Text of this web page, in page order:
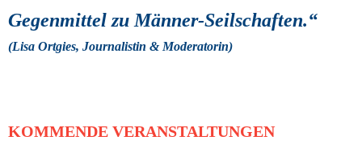
Gegenmittel zu Männer-Seilschaften.“
(Lisa Ortgies, Journalistin & Moderatorin)
KOMMENDE VERANSTALTUNGEN